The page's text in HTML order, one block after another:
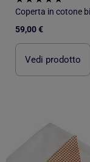
59,00 €
Vedi prodotto